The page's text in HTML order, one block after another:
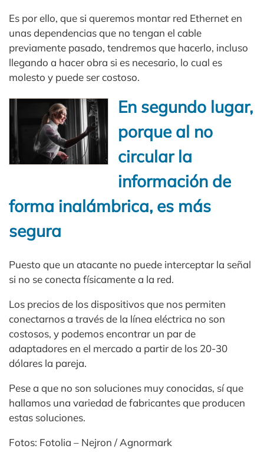
Es por ello, que si queremos montar red Ethernet en
unas dependencias que no tengan el cable
previamente pasado, tendremos que hacerlo, incluso
llegando a hacer obra si es necesario, lo cual es
molesto y puede ser costoso.
En segundo lugar,
porque al no
circular la
información de
forma inalámbrica, es más
segura
Puesto que un atacante no puede interceptar la señal
si no se conecta físicamente a la red.
Los precios de los dispositivos que nos permiten
conectarnos a través de la línea eléctrica no son
costosos, y podemos encontrar un par de
adaptadores en el mercado a partir de los 20-30
dólares la pareja.
Pese a que no son soluciones muy conocidas, sí que
hallamos una variedad de fabricantes que producen
estas soluciones.
Fotos: Fotolia – Nejron / Agnormark